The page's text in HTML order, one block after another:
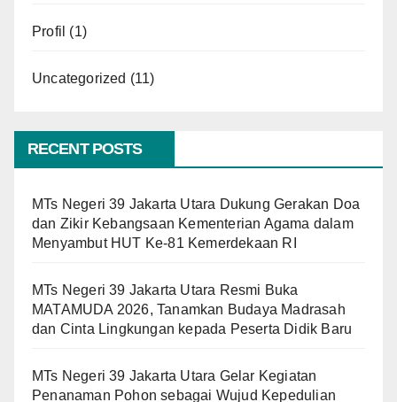
Profil (1)
Uncategorized (11)
RECENT POSTS
MTs Negeri 39 Jakarta Utara Dukung Gerakan Doa
dan Zikir Kebangsaan Kementerian Agama dalam
Menyambut HUT Ke-81 Kemerdekaan RI
MTs Negeri 39 Jakarta Utara Resmi Buka
MATAMUDA 2026, Tanamkan Budaya Madrasah
dan Cinta Lingkungan kepada Peserta Didik Baru
MTs Negeri 39 Jakarta Utara Gelar Kegiatan
Penanaman Pohon sebagai Wujud Kepedulian